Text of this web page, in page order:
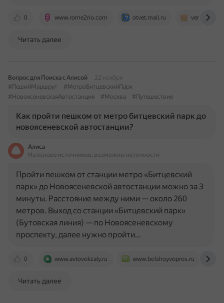
0 www.rome2rio.com otvet.mail.ru venagid.ru
Читать далее
Вопрос для Поиска с Алисой
22 ноября
#ПешийМаршрут
#МетроБитцевскийПарк
#НовоясеневскаяАвтостанция
#Москва #Путешествие
Как пройти пешком от метро битцевский парк до
новоясеневской автостанции?
Алиса
На основе источников, возможны неточности
0 www.avtovokzaly.ru www.bolshoyvopros.ru
Пройти пешком от станции метро «Битцевский
парк» до Новоясеневской автостанции можно за 3
минуты. Расстояние между ними — около 260
метров. Выход со станции «Битцевский парк»
(Бутовская линия) — по Новоясеневскому
проспекту, далее нужно пройти…
Читать далее